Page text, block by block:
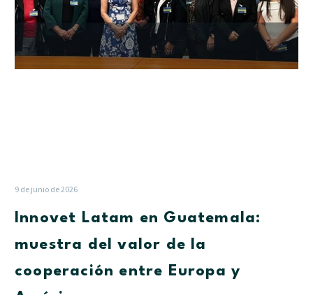
de
la
cooperación
entre
9 de junio de 2026
Innovet Latam en Guatemala:
muestra del valor de la
cooperación entre Europa y